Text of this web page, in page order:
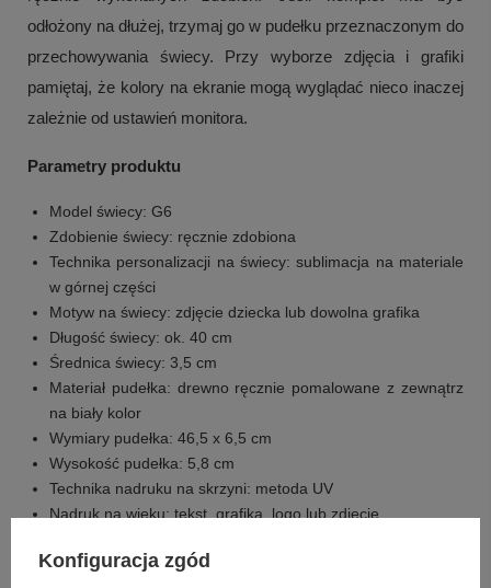
odłożony na dłużej, trzymaj go w pudełku przeznaczonym do
przechowywania świecy. Przy wyborze zdjęcia i grafiki
pamiętaj, że kolory na ekranie mogą wyglądać nieco inaczej
zależnie od ustawień monitora.
Parametry produktu
Model świecy: G6
Zdobienie świecy: ręcznie zdobiona
Technika personalizacji na świecy: sublimacja na materiale
w górnej części
Motyw na świecy: zdjęcie dziecka lub dowolna grafika
Długość świecy: ok. 40 cm
Średnica świecy: 3,5 cm
Materiał pudełka: drewno ręcznie pomalowane z zewnątrz
na biały kolor
Wymiary pudełka: 46,5 x 6,5 cm
Wysokość pudełka: 5,8 cm
Technika nadruku na skrzyni: metoda UV
Nadruk na wieku: tekst, grafika, logo lub zdjęcie
Konfiguracja zgód